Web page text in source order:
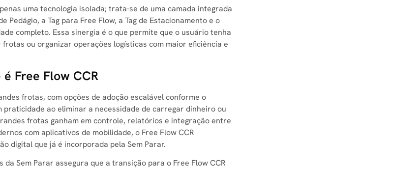
uma tecnologia isolada; trata-se de uma camada integrada
a Tag para Free Flow, a Tag de Estacionamento e o
completo. Essa sinergia é o que permite que o usuário tenha
ou organizar operações logísticas com maior eficiência e
Free Flow CCR
frotas, com opções de adoção escalável conforme o
praticidade ao eliminar a necessidade de carregar dinheiro ou
frotas ganham em controle, relatórios e integração entre
com aplicativos de mobilidade, o Free Flow CCR
digital que já é incorporada pela Sem Parar.
Sem Parar assegura que a transição para o Free Flow CCR